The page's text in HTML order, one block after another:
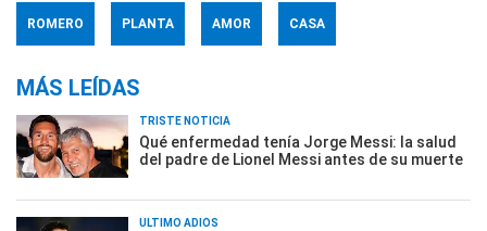
ROMERO PLANTA AMOR CASA
MÁS LEÍDAS
TRISTE NOTICIA
Qué enfermedad tenía Jorge Messi: la salud
del padre de Lionel Messi antes de su muerte
ÚLTIMO ADIÓS